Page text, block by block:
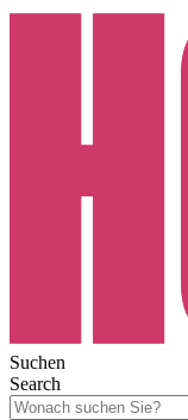
Suchen
Search